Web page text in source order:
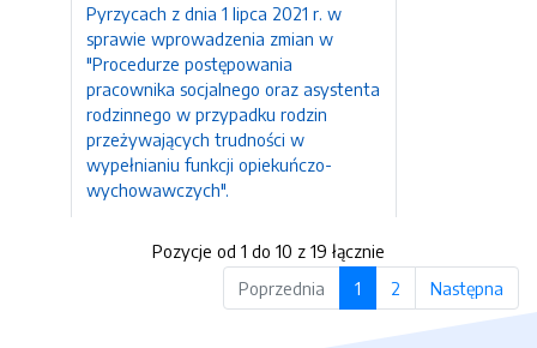
Pyrzycach z dnia 1 lipca 2021 r. w
sprawie wprowadzenia zmian w
"Procedurze postępowania
pracownika socjalnego oraz asystenta
rodzinnego w przypadku rodzin
przeżywających trudności w
wypełnianiu funkcji opiekuńczo-
wychowawczych".
Pozycje od 1 do 10 z 19 łącznie
Poprzednia
1 2 Następna